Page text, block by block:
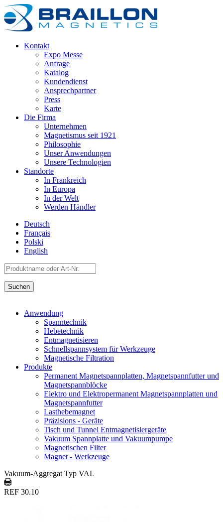
Kontakt
Expo Messe
Anfrage
Katalog
Kundendienst
Ansprechpartner
Press
Karte
Die Firma
Unternehmen
Magnetismus seit 1921
Philosophie
Unser Anwendungen
Unsere Technologien
Standorte
In Frankreich
In Europa
In der Welt
Werden Händler
Deutsch
Français
Polski
English
Anwendung
Spanntechnik
Hebetechnik
Entmagnetisieren
Schnellspannsystem für Werkzeuge
Magnetische Filtration
Produkte
Permanent Magnetspannplatten, Magnetspannfutter und
Magnetspannblöcke
Elektro und Elektropermanent Magnetspannplatten und
Magnetspannfutter
Lasthebemagnet
Präzisions - Geräte
Tisch und Tunnel Entmagnetisiergeräte
Vakuum Spannplatte und Vakuumpumpe
Magnetischen Filter
Magnet - Werkzeuge
Vakuum-Aggregat Typ VAL
REF 30.10